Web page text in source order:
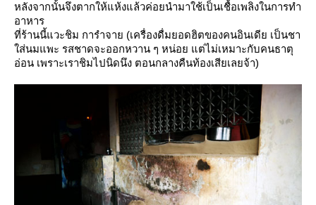
หลังจากนั้นจึงตากให้แห้งแล้วค่อยนำมาใช้เป็นเชื้อเพลิงในการทำ
อาหาร
ที่ร้านนี้แวะชิม การำจาย (เครื่องดื่มยอดฮิตของคนอินเดีย เป็นชา
ส่นมแพะ รสชาดจะออกหวาน ๆ หน่อย แต่ไม่เหมาะกับคนธาตุ
อ่อน เพราะเราชิมไปนิดนึง ตอนกลางคืนท้องเสียเลยจ้า)